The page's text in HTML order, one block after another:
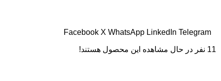
Facebook X WhatsApp LinkedIn Telegram
11 نفر در حال مشاهده این محصول هستند!